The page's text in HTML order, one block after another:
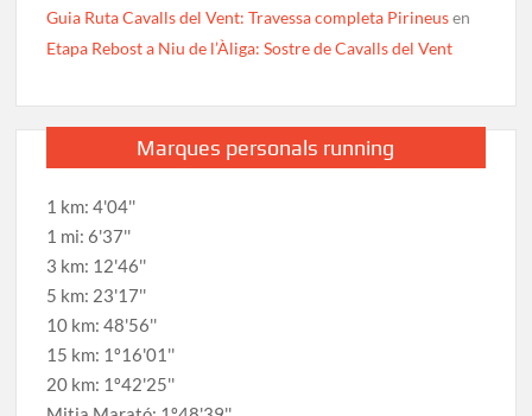
Guia Ruta Cavalls del Vent: Travessa completa Pirineusen
Etapa Rebost a Niu de l’Àliga: Sostre de Cavalls del Vent
Marques personals running
1 km: 4'04''
1 mi: 6'37''
3 km: 12'46''
5 km: 23'17''
10 km: 48'56''
15 km: 1º16'01''
20 km: 1º42'25''